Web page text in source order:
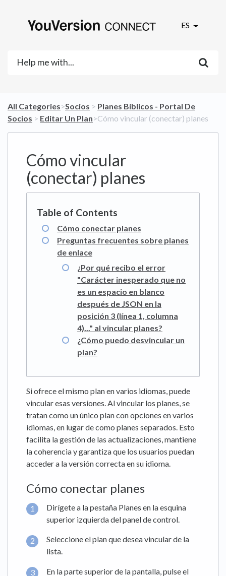
ES
All Categories​>​​Socios ​ > ​ ​Planes Bíblicos - Portal De
Socios ​ > ​ ​Editar Un Plan​>​ Cómo vincular (conectar) planes
Cómo vincular
(conectar) planes
Cómo conectar planes
Preguntas frecuentes sobre planes
de enlace
¿Por qué recibo el error
"Carácter inesperado que no
es un espacio en blanco
después de JSON en la
posición 3 (línea 1, columna
4)..." al vincular planes?
¿Cómo puedo desvincular un
plan?
Si ofrece el mismo plan en varios idiomas, puede
vincular esas versiones. Al vincular los planes, se
tratan como un único plan con opciones en varios
idiomas, en lugar de como planes separados. Esto
facilita la gestión de las actualizaciones, mantiene
la coherencia y garantiza que los usuarios puedan
acceder a la versión correcta en su idioma.
Cómo conectar planes
Dirígete a la pestaña Planes en la esquina
superior izquierda del panel de control.
Seleccione el plan que desea vincular de la
lista.
En la parte superior de la pantalla, pulse el